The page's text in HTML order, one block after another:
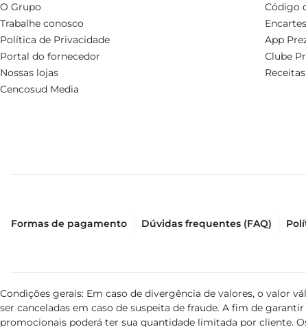
O Grupo
Trabalhe conosco
Política de Privacidade
Portal do fornecedor
Nossas lojas
Cencosud Media
Código
Encartes
App
Clube
Receitas
Formas de pagamento Dúvidas frequentes (FAQ)
Condições gerais: Em caso de divergência de valores, o valor
ser canceladas em caso de suspeita de fraude. A fim de
promocionais poderá ter sua quantidade limitada por cliente.